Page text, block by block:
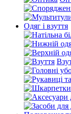
Одяг і взуття